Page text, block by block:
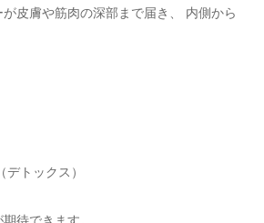
皮膚や筋肉の深部まで届き、 内側から
トックス）
待できます。